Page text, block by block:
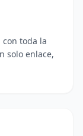
toda la
solo enlace,